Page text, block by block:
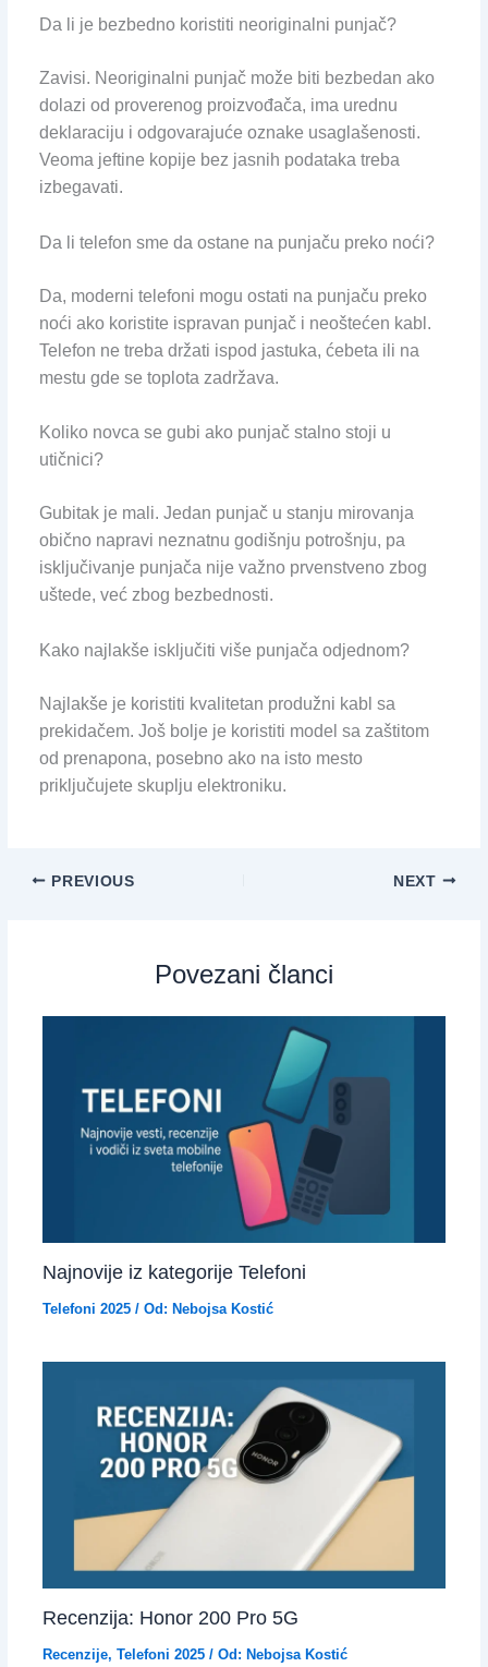
Da li je bezbedno koristiti neoriginalni punjač?
Zavisi. Neoriginalni punjač može biti bezbedan ako
dolazi od proverenog proizvođača, ima urednu
deklaraciju i odgovarajuće oznake usaglašenosti.
Veoma jeftine kopije bez jasnih podataka treba
izbegavati.
Da li telefon sme da ostane na punjaču preko noći?
Da, moderni telefoni mogu ostati na punjaču preko
noći ako koristite ispravan punjač i neoštećen kabl.
Telefon ne treba držati ispod jastuka, ćebeta ili na
mestu gde se toplota zadržava.
Koliko novca se gubi ako punjač stalno stoji u
utičnici?
Gubitak je mali. Jedan punjač u stanju mirovanja
obično napravi neznatnu godišnju potrošnju, pa
isključivanje punjača nije važno prvenstveno zbog
uštede, već zbog bezbednosti.
Kako najlakše isključiti više punjača odjednom?
Najlakše je koristiti kvalitetan produžni kabl sa
prekidačem. Još bolje je koristiti model sa zaštitom
od prenapona, posebno ako na isto mesto
priključujete skuplju elektroniku.
PREVIOUS NEXT
Povezani članci
Najnovije iz kategorije Telefoni
Telefoni 2025/ Od: Nebojsa Kostić
Recenzija: Honor 200 Pro 5G
Recenzije, Telefoni 2025/ Od: Nebojsa Kostić